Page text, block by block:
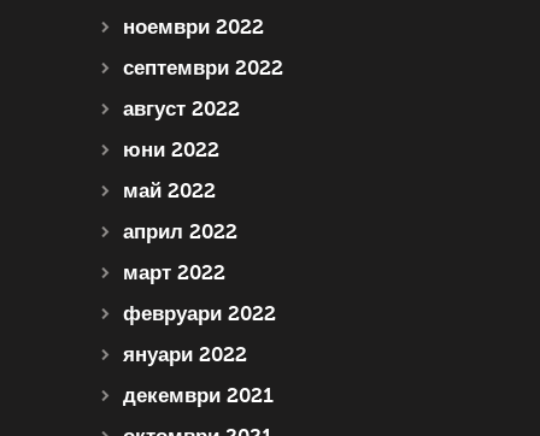
ноември 2022
септември 2022
август 2022
юни 2022
май 2022
април 2022
март 2022
февруари 2022
януари 2022
декември 2021